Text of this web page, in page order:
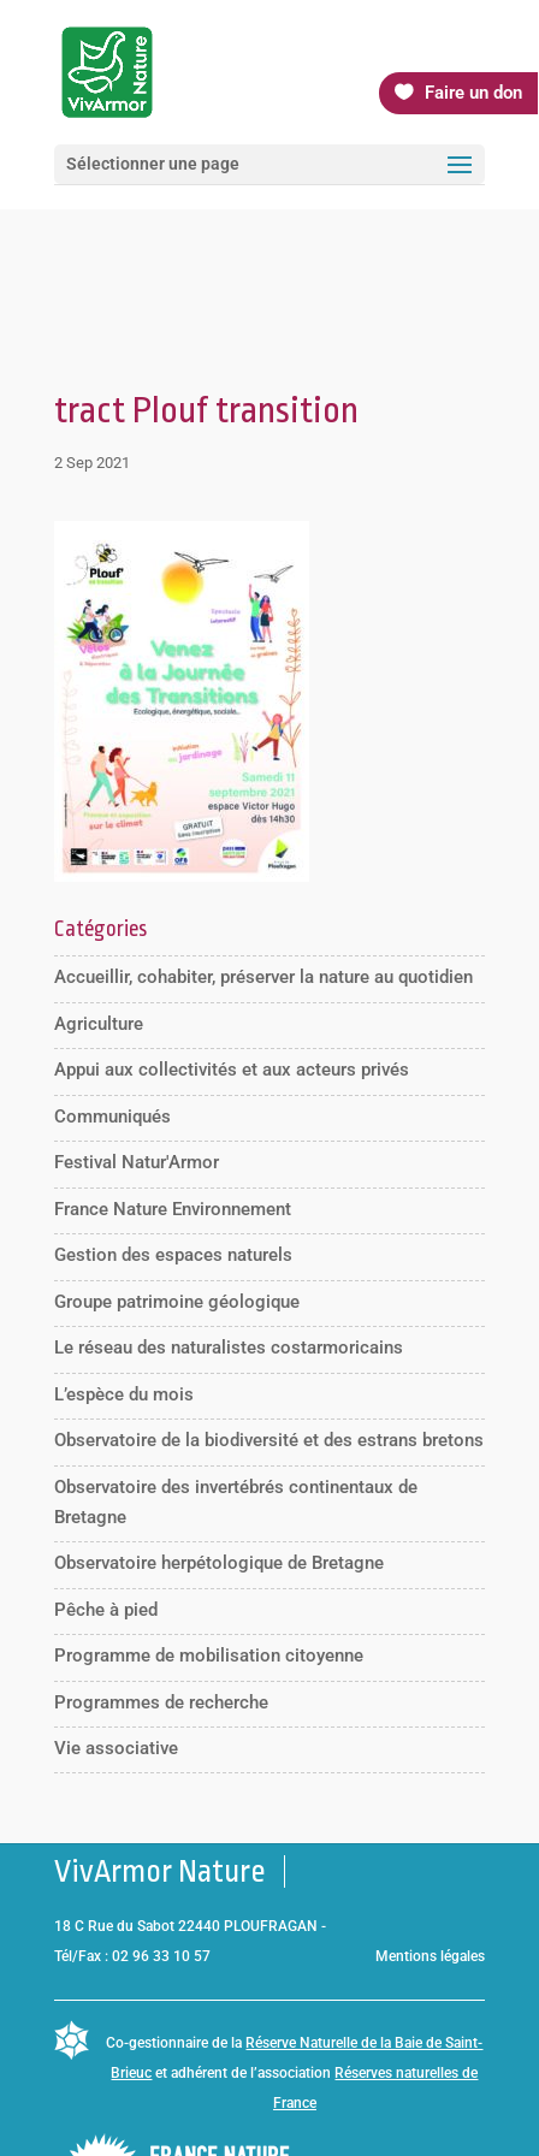
Faire un don
Sélectionner une page
tract Plouf transition
2 Sep 2021
Catégories
Accueillir, cohabiter, préserver la nature au quotidien
Agriculture
Appui aux collectivités et aux acteurs privés
Communiqués
Festival Natur'Armor
France Nature Environnement
Gestion des espaces naturels
Groupe patrimoine géologique
Le réseau des naturalistes costarmoricains
L’espèce du mois
Observatoire de la biodiversité et des estrans bretons
Observatoire des invertébrés continentaux de
Bretagne
Observatoire herpétologique de Bretagne
Pêche à pied
Programme de mobilisation citoyenne
Programmes de recherche
Vie associative
VivArmor Nature
18 C Rue du Sabot 22440 PLOUFRAGAN -
Tél/Fax : 02 96 33 10 57
Mentions légales
Co-gestionnaire de la Réserve Naturelle de la Baie de Saint-
Brieuc et adhérent de l’association Réserves naturelles de
France